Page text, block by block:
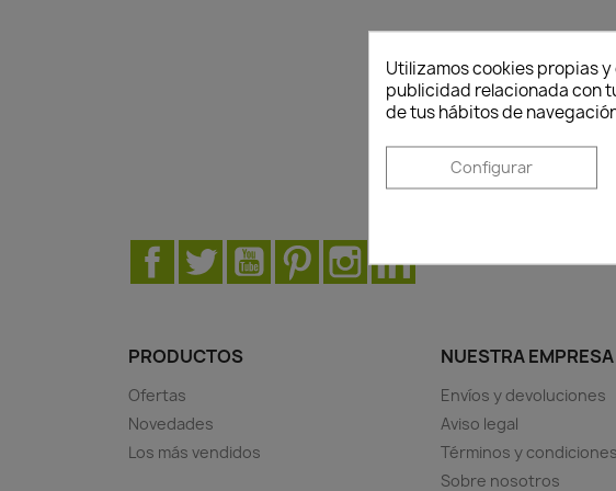
Mostrando 1-1 de 1
Facebook
Twitter YouTubePinterest
PRODUCTOS
Ofertas
Novedades
Los más vendidos
NUESTRA EMPRESA
Envíos y devoluciones
Aviso legal
Términos y condiciones
Sobre nosotros
Utilizamos cookies propias
publicidad relacionada con
de tus hábitos de
Configurar